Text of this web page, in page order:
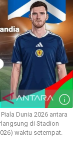
Dunia 2026 antara
di Stadion
waktu setempat.